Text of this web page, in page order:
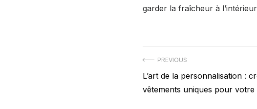
garder la fraîcheur à l’intérieur
Navigation
de
PREVIOUS
Previous
post:
L’art de la personnalisation :
vêtements uniques pour votre